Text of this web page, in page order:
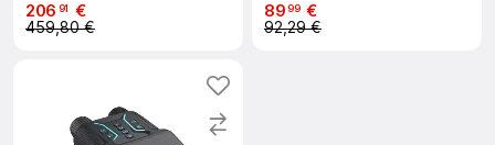
206 91 €
459,80 €
8999 €
92,29 €